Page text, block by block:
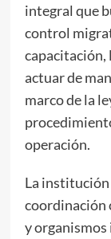
integral que
control
capacitación,
actuar de
marco de la
operación.
La
coordinación
y